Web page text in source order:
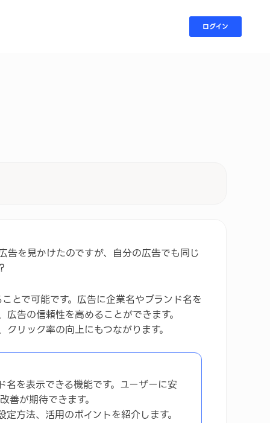
ログイン
告を見かけたのですが、自分の広告でも同じ
とで可能です。広告に企業名やブランド名を
告の信頼性を高めることができます。
リック率の向上にもつながります。
を表示できる機能です。ユーザーに安
が期待できます。
方法、活用のポイントを紹介します。